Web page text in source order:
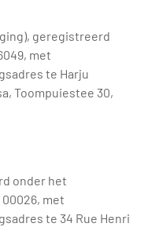
geregistreerd
met
te Harju
Toompuiestee 30,
onder het
met
te 34 Rue Henri